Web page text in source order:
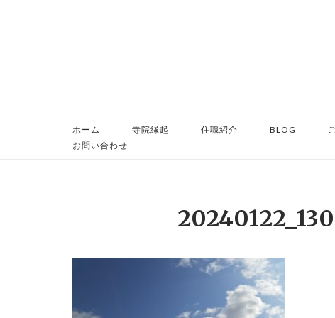
ホーム 寺院縁起 住職紹介 BLOG
お問い合わせ